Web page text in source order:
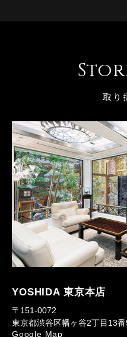
取り
YOSHIDA 東京本店
〒151-0072
東京都渋谷区幡ヶ谷2丁目13
Google Map